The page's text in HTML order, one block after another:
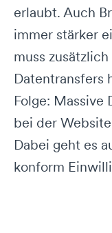
erlaubt. Auch
immer stärker
muss
Datentransfers
Folge: Massive
bei der
Dabei geht es
konform